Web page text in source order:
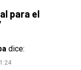
para el
dice: